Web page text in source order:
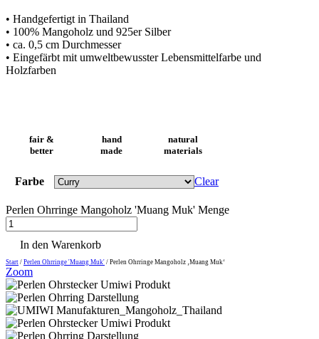
• Handgefertigt in Thailand
• 100% Mangoholz und 925er Silber
• ca. 0,5 cm Durchmesser
• Eingefärbt mit umweltbewusster Lebensmittelfarbe und
Holzfarben
fair &
better
hand
made
natural
materials
Farbe Clear
Perlen Ohrringe Mangoholz 'Muang Muk' Menge
In den Warenkorb
Start / Perlen Ohrringe 'Muang Muk' / Perlen Ohrringe Mangoholz ‚Muang Muk‘
Zoom